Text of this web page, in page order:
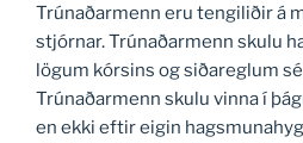
Trúnaðarmenn eru tengiliðir á
stjórnar. Trúnaðarmenn skulu
lögum kórsins og siðareglum
Trúnaðarmenn skulu vinna í
en ekki eftir eigin